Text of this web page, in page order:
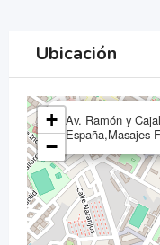
Ubicación
Av. Ramón y
España,Masajes
+
−